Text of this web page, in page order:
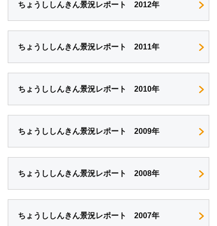
ちょうししんきん景況レポート 2012年
ちょうししんきん景況レポート 2011年
ちょうししんきん景況レポート 2010年
ちょうししんきん景況レポート 2009年
ちょうししんきん景況レポート 2008年
ちょうししんきん景況レポート 2007年